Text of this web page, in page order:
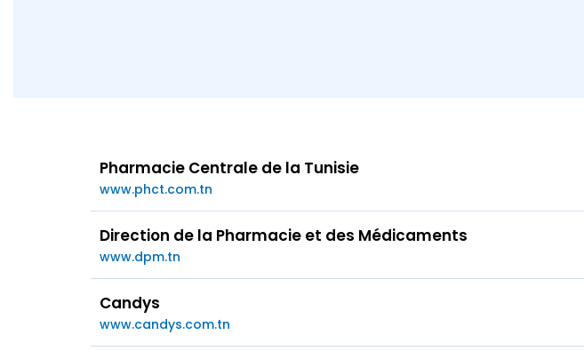
Pharmacie Centrale de la Tunisie
www.phct.com.tn
Direction de la Pharmacie et des Médicaments
www.dpm.tn
Candys
www.candys.com.tn